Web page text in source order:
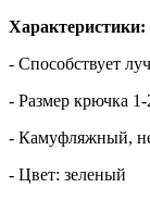
Характеристики:
- Способствует
- Размер крючка
- Камуфляжный,
- Цвет: зеленый